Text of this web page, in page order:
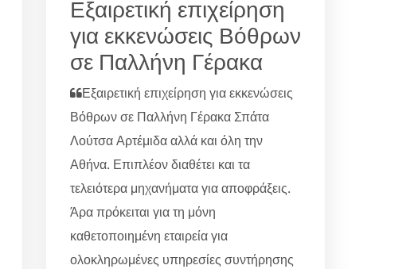
Εξαιρετική επιχείρηση
για εκκενώσεις Βόθρων
σε Παλλήνη Γέρακα
Εξαιρετική επιχείρηση για εκκενώσεις
Βόθρων σε Παλλήνη Γέρακα Σπάτα
Λούτσα Αρτέμιδα αλλά και όλη την
Αθήνα. Επιπλέον διαθέτει και τα
τελειότερα μηχανήματα για αποφράξεις.
Άρα πρόκειται για τη μόνη
καθετοποιημένη εταιρεία για
ολοκληρωμένες υπηρεσίες συντήρησης